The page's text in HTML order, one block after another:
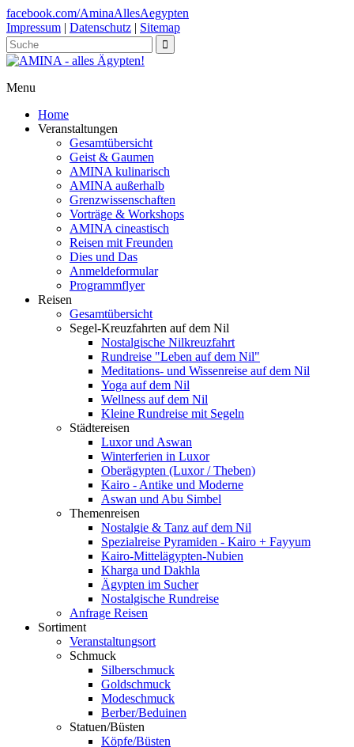
facebook.com/AminaAllesAegypten
Impressum | Datenschutz | Sitemap
Menu
Home
Veranstaltungen
Gesamtübersicht
Geist & Gaumen
AMINA kulinarisch
AMINA außerhalb
Grenzwissenschaften
Vorträge & Workshops
AMINA cineastisch
Reisen mit Freunden
Dies und Das
Anmeldeformular
Programmflyer
Reisen
Gesamtübersicht
Segel-Kreuzfahrten auf dem Nil
Nostalgische Nilkreuzfahrt
Rundreise "Leben auf dem Nil"
Meditations- und Wissenreise auf dem Nil
Yoga auf dem Nil
Wellness auf dem Nil
Kleine Rundreise mit Segeln
Städtereisen
Luxor und Aswan
Winterferien in Luxor
Oberägypten (Luxor / Theben)
Kairo - Antike und Moderne
Aswan und Abu Simbel
Themenreisen
Nostalgie & Tanz auf dem Nil
Spezialreise Pyramiden - Kairo + Fayyum
Kairo-Mittelägypten-Nubien
Kharga und Dakhla
Ägypten im Sucher
Nostalgische Rundreise
Anfrage Reisen
Sortiment
Veranstaltungsort
Schmuck
Silberschmuck
Goldschmuck
Modeschmuck
Berber/Beduinen
Statuen/Büsten
Köpfe/Büsten